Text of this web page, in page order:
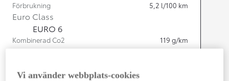
Förbrukning 5,2 l/100 km
Euro Class
EURO 6
Kombinerad Co2 119 g/km
Motor
Vi använder webbplats-cookies